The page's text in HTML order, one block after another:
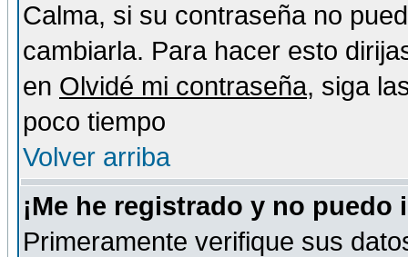
Calma, si su contraseña no
cambiarla. Para hacer esto
en Olvidé mi contraseña, siga
poco tiempo
Volver arriba
¡Me he registrado y no puedo
Primeramente verifique sus